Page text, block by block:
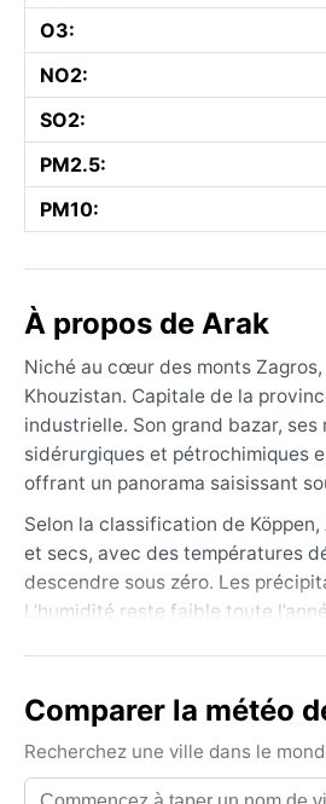
O3:
NO2:
SO2:
PM2.5:
PM10:
À propos de Arak
Niché au cœur des monts
Khouzistan. Capitale de la
industrielle. Son grand bazar,
sidérurgiques et pétrochimiques
offrant un panorama saisissant
Selon la classification de
et secs, avec des températures
descendre sous zéro. Les
L’humidité reste faible toute
sont douces et les précipitations
déplacements, tandis que l’été,
surtout en été, peuvent soulever
siroccos sont rares. Ce climat
Comparer la météo
Recherchez une ville dans le